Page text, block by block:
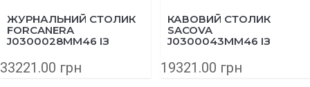
ЖУРНАЛЬНИЙ СТОЛИК
FORCANERA
J0300028MM46 ІЗ
СМ
33221.00 грн
КАВОВИЙ СТОЛИК
SACOVA
J0300043MM46 ІЗ
140Х89 СМ
19321.00 грн